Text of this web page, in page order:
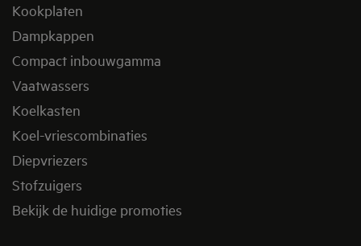
Kookplaten
Dampkappen
Compact inbouwgamma
Vaatwassers
Koelkasten
Koel-vriescombinaties
Diepvriezers
Stofzuigers
Bekijk de huidige promoties